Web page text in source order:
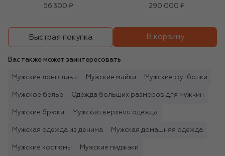
56 300 ₽
290 000 ₽
Быстрая покупка В корзину
Вас также может заинтересовать
Мужские лонгсливы Мужские майки Мужские футболки
Мужское бельё Одежда больших размеров для мужчин
Мужские брюки Мужская верхняя одежда
Мужская одежда из денима Мужская домашняя одежда
Мужские костюмы Мужские пиджаки